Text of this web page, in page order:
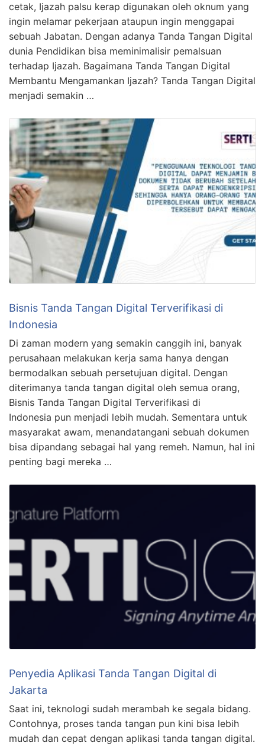
cetak, Ijazah palsu kerap digunakan oleh oknum yang
ingin melamar pekerjaan ataupun ingin menggapai
sebuah Jabatan. Dengan adanya Tanda Tangan Digital
dunia Pendidikan bisa meminimalisir pemalsuan
terhadap Ijazah. Bagaimana Tanda Tangan Digital
Membantu Mengamankan Ijazah? Tanda Tangan Digital
menjadi semakin …
Bisnis Tanda Tangan Digital Terverifikasi di
Indonesia
Di zaman modern yang semakin canggih ini, banyak
perusahaan melakukan kerja sama hanya dengan
bermodalkan sebuah persetujuan digital. Dengan
diterimanya tanda tangan digital oleh semua orang,
Bisnis Tanda Tangan Digital Terverifikasi di
Indonesia pun menjadi lebih mudah. Sementara untuk
masyarakat awam, menandatangani sebuah dokumen
bisa dipandang sebagai hal yang remeh. Namun, hal ini
penting bagi mereka …
Penyedia Aplikasi Tanda Tangan Digital di
Jakarta
Saat ini, teknologi sudah merambah ke segala bidang.
Contohnya, proses tanda tangan pun kini bisa lebih
mudah dan cepat dengan aplikasi tanda tangan digital.